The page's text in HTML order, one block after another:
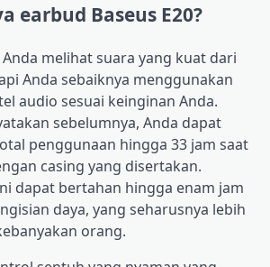
earbud Baseus E20?
melihat suara yang kuat dari
Anda sebaiknya menggunakan
audio sesuai keinginan Anda.
sebelumnya, Anda dapat
penggunaan hingga 33 jam saat
casing yang disertakan.
dapat bertahan hingga enam jam
daya, yang seharusnya lebih
orang.